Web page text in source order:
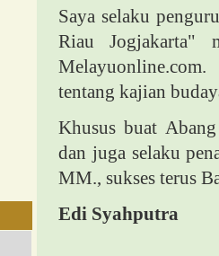
Saya selaku
Riau Jogjakarta"
tentang kajian
Khusus buat
dan juga selaku
MM., sukses terus
Edi Syahputra